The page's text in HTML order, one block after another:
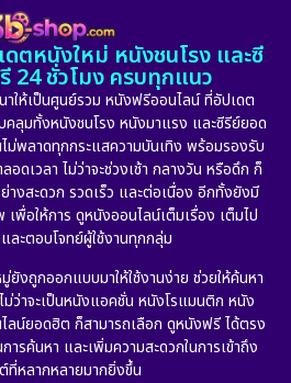
ตหนังใหม่ หนังชนโรง และซี
24 ชั่วโมง ครบทุกแนว
ห้เป็นศูนย์รวม หนังฟรีออนไลน์ ที่อัปเดต
คลุมทั้งหนังชนโรง หนังมาแรง และซีรีย์ยอด
ม่พลาดทุกกระแสความบันเทิง พร้อมรองรับ
ดเวลา ไม่ว่าจะช่วงเช้า กลางวัน หรือดึก ก็
างสะดวก รวดเร็ว และต่อเนื่อง อีกทั้งยังมี
พื่อให้การ ดูหนังออนไลน์เต็มเรื่อง เต็มไป
ละตอบโจทย์ผู้ใช้งานทุกกลุ่ม
ยังถูกออกแบบมาให้ใช้งานง่าย ช่วยให้ค้นหา
ม่ว่าจะเป็นหนังแอคชั่น หนังโรแมนติก หนัง
ลน์ยอดฮิต ก็สามารถเลือก ดูหนังฟรี ได้ตรง
ารค้นหา และเพิ่มความสะดวกในการเข้าถึง
ที่หลากหลายมากยิ่งขึ้น